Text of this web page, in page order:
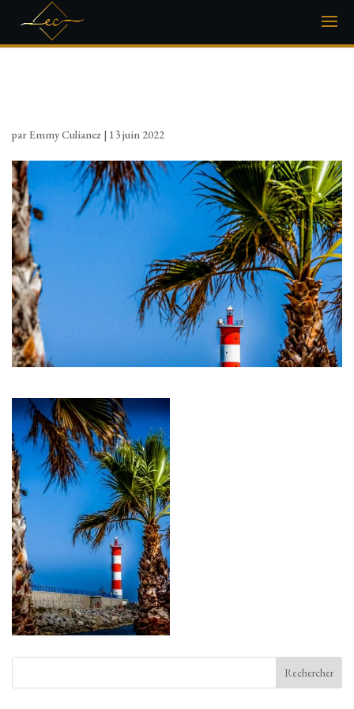
parEmmy Culianez | 13 juin 2022